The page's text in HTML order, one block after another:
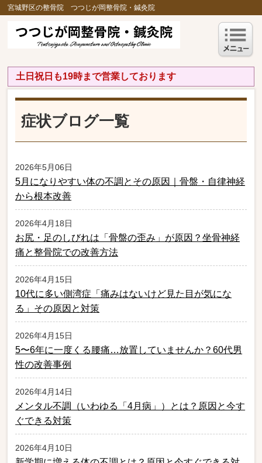
宮城野区の整骨院 つつじが岡整骨院・鍼灸院
土日祝日も19時まで営業しております
症状ブログ一覧
2026年5月06日
5月になりやすい体の不調とその原因｜骨盤・自律神経
から根本改善
2026年4月18日
お尻・足のしびれは「骨盤の歪み」が原因？坐骨神経
痛と整骨院での改善方法
2026年4月15日
10代に多い側湾症「痛みはないけど見た目が気にな
る」その原因と対策
2026年4月15日
5〜6年に一度くる腰痛…放置していませんか？60代男
性の改善事例
2026年4月14日
メンタル不調（いわゆる「4月病」）とは？原因と今す
ぐできる対策
2026年4月10日